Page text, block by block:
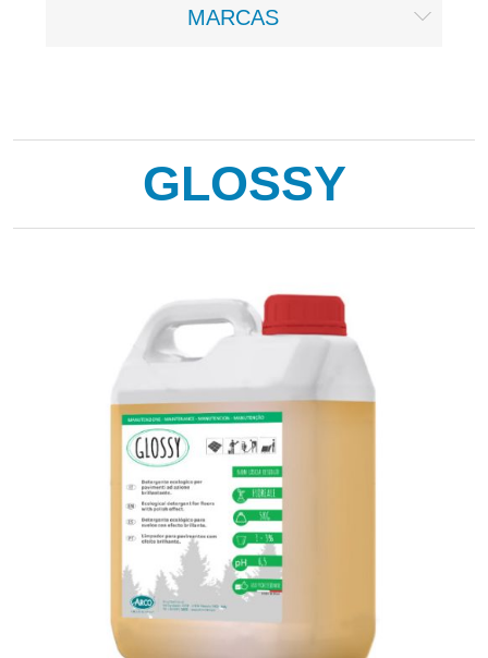
MARCAS
GLOSSY